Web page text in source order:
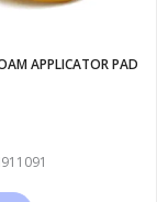
APPLICATOR PAD